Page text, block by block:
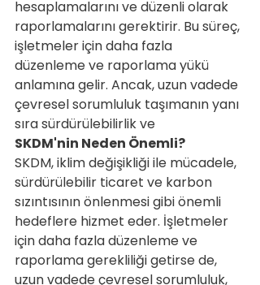
hesaplamalarını ve düzenli olarak
raporlamalarını gerektirir. Bu süreç,
işletmeler için daha fazla
düzenleme ve raporlama yükü
anlamına gelir. Ancak, uzun vadede
çevresel sorumluluk taşımanın yanı
sıra sürdürülebilirlik ve
SKDM'nin Neden Önemli?
SKDM, iklim değişikliği ile mücadele,
sürdürülebilir ticaret ve karbon
sızıntısının önlenmesi gibi önemli
hedeflere hizmet eder. İşletmeler
için daha fazla düzenleme ve
raporlama gerekliliği getirse de,
uzun vadede çevresel sorumluluk,